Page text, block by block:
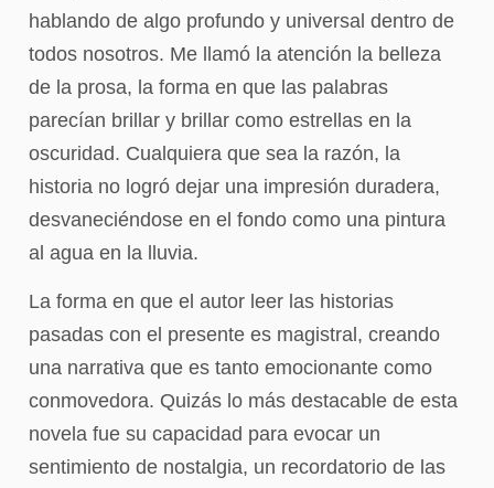
hablando de algo profundo y universal dentro de
todos nosotros. Me llamó la atención la belleza
de la prosa, la forma en que las palabras
parecían brillar y brillar como estrellas en la
oscuridad. Cualquiera que sea la razón, la
historia no logró dejar una impresión duradera,
desvaneciéndose en el fondo como una pintura
al agua en la lluvia.
La forma en que el autor leer las historias
pasadas con el presente es magistral, creando
una narrativa que es tanto emocionante como
conmovedora. Quizás lo más destacable de esta
novela fue su capacidad para evocar un
sentimiento de nostalgia, un recordatorio de las